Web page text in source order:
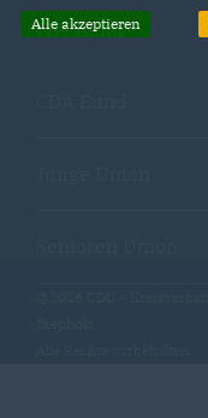
MIT Bund
Alle akzeptieren